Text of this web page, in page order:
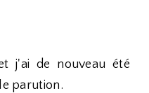
j'ai de nouveau été
parution.